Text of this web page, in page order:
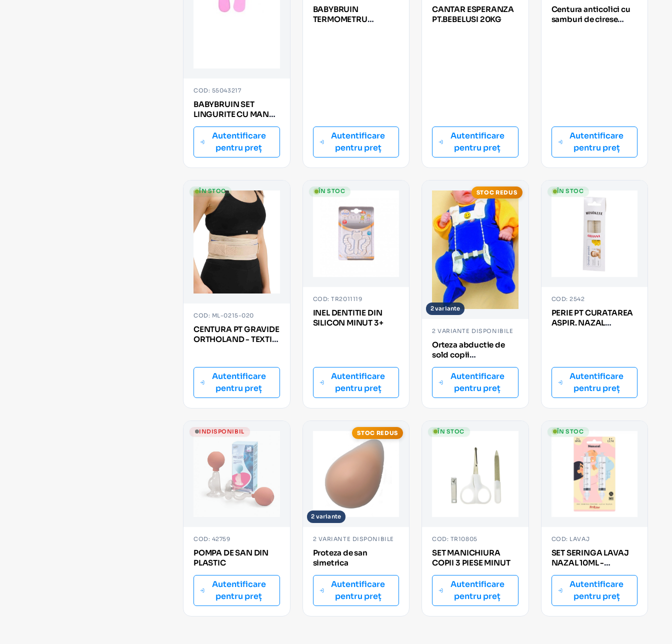
COD: 55043217
BABYBRUIN SET
LINGURITE CU MANER
LUNG (2buc)
Autentificare
pentru preț
BABYBRUIN
TERMOMETRU
Autentificare
pentru preț
CANTAR ESPERANZA
PT.BEBELUSI 20KG
Autentificare
pentru preț
Centura anticolici cu
samburi de cirese
Autentificare
pentru preț
ÎN STOC
COD: ML-0215-020
CENTURA PT GRAVIDE
ORTHOLAND - TEXTIL
Autentificare
pentru preț
ÎN STOC
COD: TR2011119
INEL DENTITIE DIN
SILICON MINUT 3+
Autentificare
pentru preț
STOC REDUS
2 variante
2 VARIANTE DISPONIBILE
Orteza abductie de
sold copii
0333Autentificare
pentru preț
ÎN STOC
COD: 2542
PERIE PT CURATAREA
ASPIR. NAZAL
Autentificare
pentru preț
INDISPONIBIL
COD: 42759
POMPA DE SAN DIN
PLASTIC
Autentificare
pentru preț
STOC REDUS
2 variante
2 VARIANTE DISPONIBILE
Proteza de san
simetrica
Autentificare
pentru preț
ÎN STOC
COD: TR10805
SET MANICHIURA
COPII 3 PIESE MINUT
Autentificare
pentru preț
ÎN STOC
COD: LAVAJ
SET SERINGA LAVAJ
NAZAL 10ML -
2buc/set
Autentificare
pentru preț